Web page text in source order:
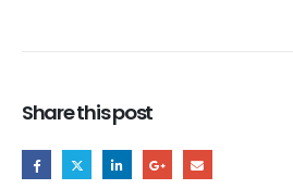
Share this post